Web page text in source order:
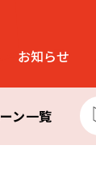
お知らせ
ン一覧